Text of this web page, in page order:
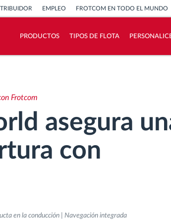
EMPLEO FROTCOM EN TODO EL MUNDO
PRODUCTOS TIPOS DE FLOTA
Frotcom
asegura
con
en la conducción | Navegación integrada